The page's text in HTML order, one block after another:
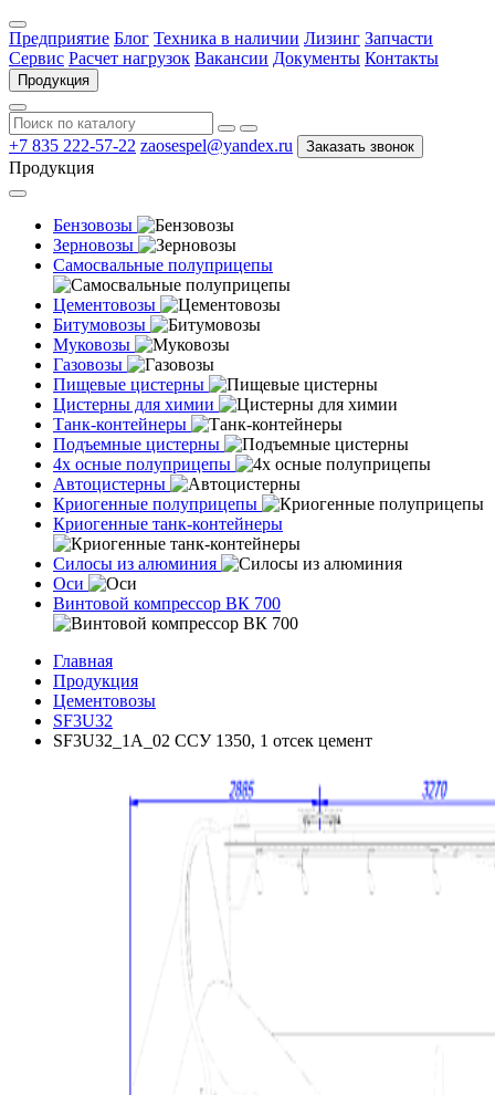
Предприятие Блог Техника в наличии Лизинг Запчасти
Сервис Расчет нагрузок Вакансии Документы Контакты
Продукция
+7 835 222-57-22 zaosespel@yandex.ru Заказать звонок
Продукция
Бензовозы
Зерновозы
Самосвальные полуприцепы
Цементовозы
Битумовозы
Муковозы
Газовозы
Пищевые цистерны
Цистерны для химии
Танк-контейнеры
Подъемные цистерны
4х осные полуприцепы
Автоцистерны
Криогенные полуприцепы
Криогенные танк-контейнеры
Силосы из алюминия
Оси
Винтовой компрессор ВК 700
Главная
Продукция
Цементовозы
SF3U32
SF3U32_1A_02 ССУ 1350, 1 отсек цемент